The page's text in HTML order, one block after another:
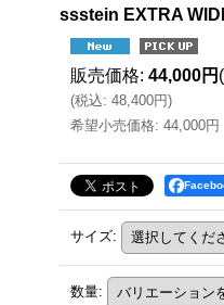
ssstein EXTRA
販売価格: 44,000円
(税込: 48,400円)
希望小売価格: 44,000円
サイズ:
数量: